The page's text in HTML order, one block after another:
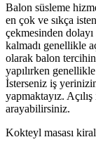
Balon süsleme
en çok ve sıkça
çekmesinden
kalmadı genellikle
olarak balon
yapılırken
İsterseniz iş
yapmaktayız.
arayabilirsiniz.
Kokteyl masası